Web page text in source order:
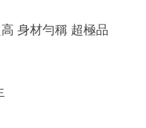
身材勻稱 超極品